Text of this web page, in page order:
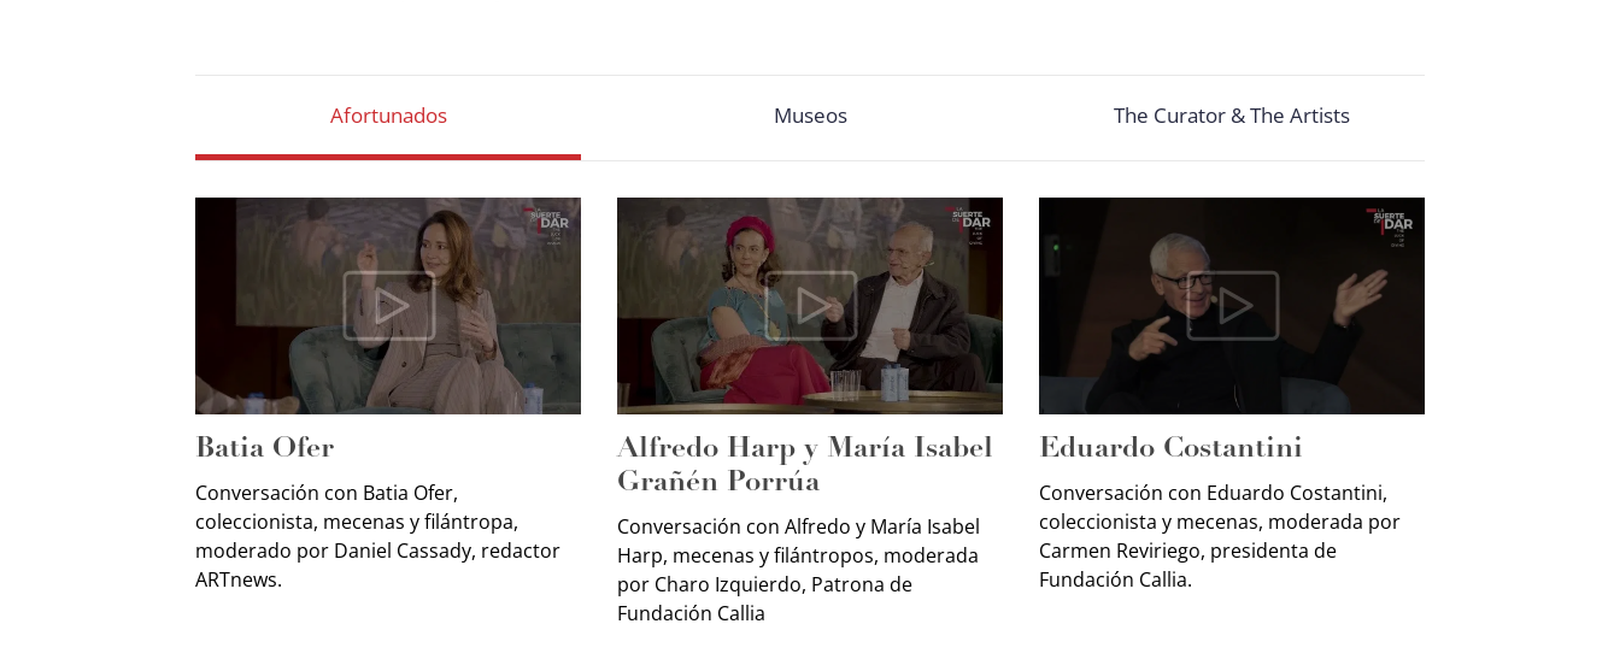
Afortunados Museos The Curator & The Artists
Batia Ofer
Conversación con Batia Ofer,
coleccionista, mecenas y filántropa,
moderado por Daniel Cassady, redactor
ARTnews.
Alfredo Harp y María Isabel
Grañén Porrúa
Conversación con Alfredo y María Isabel
Harp, mecenas y filántropos, moderada
por Charo Izquierdo, Patrona de
Fundación Callia
Eduardo Costantini
Conversación con Eduardo Costantini,
coleccionista y mecenas, moderada por
Carmen Reviriego, presidenta de
Fundación Callia.